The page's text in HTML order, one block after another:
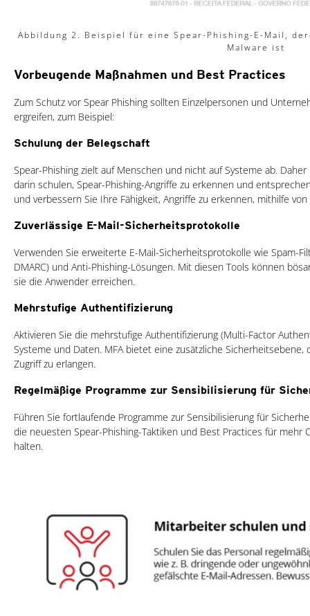
Abbildung 2. Beispiel für eine Spear-Phishing-E-Mail,
Malware ist
Vorbeugende Maßnahmen und Best Practices
Zum Schutz vor Spear Phishing sollten Einzelpersonen und
ergreifen, zum Beispiel:
Schulung der Belegschaft
Spear-Phishing zielt auf Menschen und nicht auf Systeme ab.
darin schulen, Spear-Phishing-Angriffe zu erkennen und
und verbessern Sie Ihre Fähigkeit, Angriffe zu erkennen, mithilfe
Zuverlässige E-Mail-Sicherheitsprotokolle
Verwenden Sie erweiterte E-Mail-Sicherheitsprotokolle wie Spam-
DMARC) und Anti-Phishing-Lösungen. Mit diesen Tools können
sie die Anwender erreichen.
Mehrstufige Authentifizierung
Aktivieren Sie die mehrstufige Authentifizierung (Multi-Factor
Systeme und Daten. MFA bietet eine zusätzliche
Zugriff zu erlangen.
Regelmäßige Programme zur Sensibilisierung für
Führen Sie fortlaufende Programme zur Sensibilisierung für
die neuesten Spear-Phishing-Taktiken und Best Practices für mehr
halten.